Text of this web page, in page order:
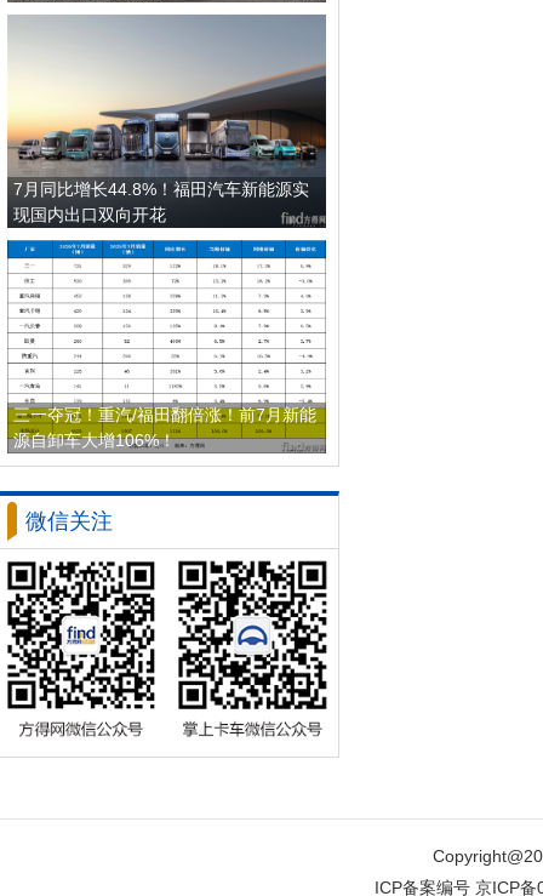
7月同比增长44.8%！福田汽车新能源实
现国内出口双向开花
三一夺冠！重汽/福田翻倍涨！前7月新能
源自卸车大增106%！
微信关注
ICP备案编号 京ICP